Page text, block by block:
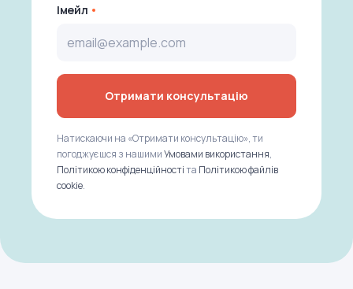
Імейл
Отримати консультацію
Натискаючи на «Отримати консультацію», ти
погоджуєшся з нашимиУмовами використання,
Політикою конфіденційностіта Політикою файлів
cookie.